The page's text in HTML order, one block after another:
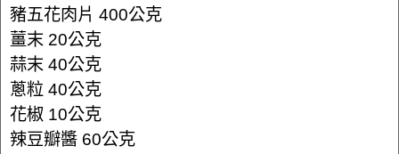
豬五花肉片 400公克
薑末 20公克
蒜末 40公克
蔥粒 40公克
花椒 10公克
辣豆瓣醬 60公克